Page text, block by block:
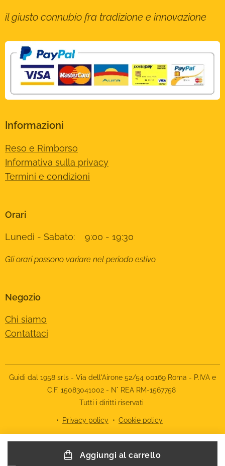
Aggiungi al carrello
il giusto connubio fra tradizione e innovazione
Informazioni
Reso e Rimborso
Informativa sulla privacy
Termini e condizioni
Orari
Lunedì - Sabato: 9:00 - 19:30
Gli orari possono variare nel periodo estivo
Negozio
Chi siamo
Contattaci
Guidi dal 1958 srls - Via dell'Airone 52/54 00169 Roma - P.IVA e
C.F. 15083041002 - N° REA RM-1567758
Tutti i diritti riservati
Privacy policy Cookie policy
Informativa sulla raccolta